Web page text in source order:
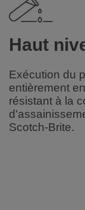
Haut
Exécution du
entièrement
résistant à la
Scotch-Brite.